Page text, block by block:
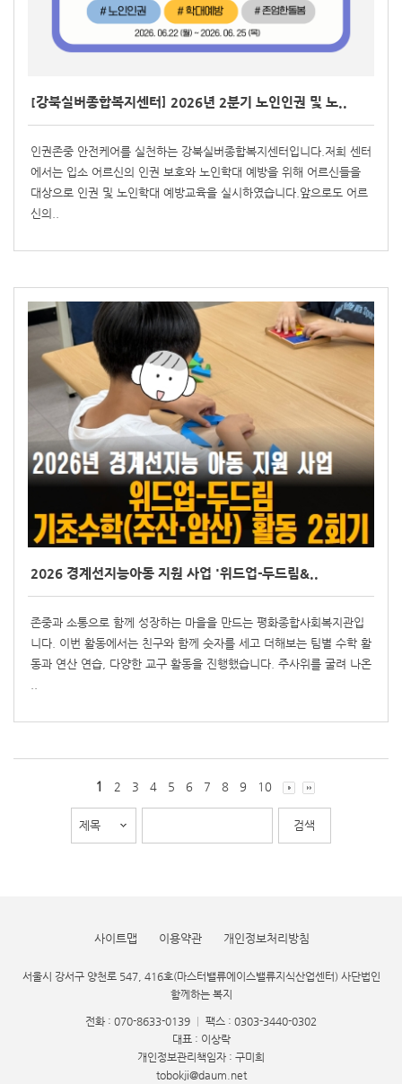
[강북실버종합복지센터] 2026년 2분기 노인인권 및 노..
인권존중 안전케어를 실천하는 강북실버종합복지센터입니다.저희 센터
에서는 입소 어르신의 인권 보호와 노인학대 예방을 위해 어르신들을
대상으로 인권 및 노인학대 예방교육을 실시하였습니다.앞으로도 어르
신의..
2026 경계선지능아동 지원 사업 '위드업-두드림&..
존중과 소통으로 함께 성장하는 마을을 만드는 평화종합사회복지관입
니다. 이번 활동에서는 친구와 함께 숫자를 세고 더해보는 팀별 수학 활
동과 연산 연습, 다양한 교구 활동을 진행했습니다. 주사위를 굴려 나온
1 2 3 4 5 6 7 8 9 10
사이트맵 이용약관 개인정보처리방침
서울시 강서구 양천로 547, 416호(마스터밸류에이스밸류지식산업센터) 사단법인
함께하는 복지
전화 : 070-8633-0139
팩스 : 0303-3440-0302
대표 : 이상락
개인정보관리책임자 : 구미희
tobokji@daum.net